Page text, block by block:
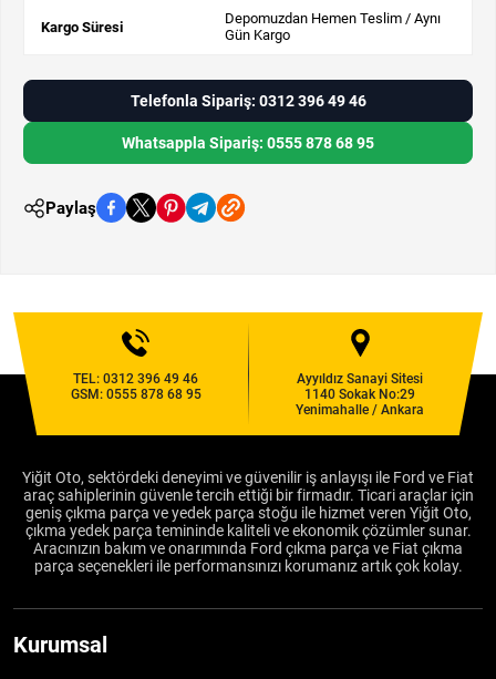
Kargo Süresi
Depomuzdan Hemen Teslim / Aynı
Gün Kargo
Telefonla Sipariş: 0312 396 49 46
Whatsappla Sipariş: 0555 878 68 95
Paylaş
TEL:0312 396 49 46
GSM: 0555 878 68 95
Ayyıldız Sanayi Sitesi
1140 Sokak No:29
Yenimahalle / Ankara
Yiğit Oto, sektördeki deneyimi ve güvenilir iş anlayışı ile Ford ve Fiat
araç sahiplerinin güvenle tercih ettiği bir firmadır. Ticari araçlar için
geniş çıkma parça ve yedek parça stoğu ile hizmet veren Yiğit Oto,
çıkma yedek parça temininde kaliteli ve ekonomik çözümler sunar.
Aracınızın bakım ve onarımında Ford çıkma parça ve Fiat çıkma
parça seçenekleri ile performansınızı korumanız artık çok kolay.
Kurumsal